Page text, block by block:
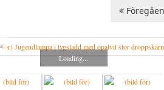
Loading...